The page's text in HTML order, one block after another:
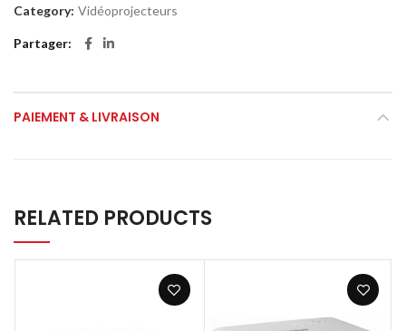
Category: Vidéoprojecteurs
Partager
PAIEMENT & LIVRAISON
RELATED PRODUCTS